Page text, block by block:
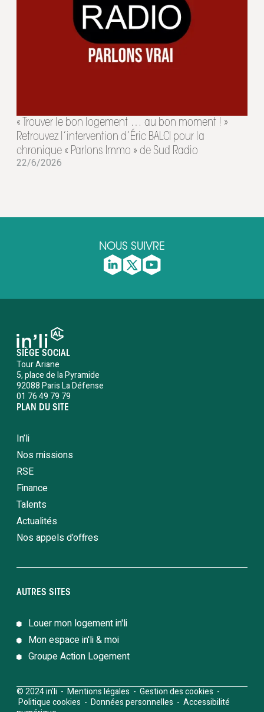
« Trouver le bon logement … au bon moment ! »
Retrouvez l’intervention d’Éric BALCI pour la
chronique « Parlons Immo » de Sud Radio
22/6/2026
NOUS SUIVRE
SIÈGE SOCIAL
Tour Ariane
5, place de la Pyramide
92088 Paris La Défense
01 76 49 79 79
PLAN DU SITE
In’li
Nos missions
RSE
Finance
Talents
Actualités
Nos appels d’offres
AUTRES SITES
Louer mon logement in'li
Mon espace in'li & moi
Groupe Action Logement
© 2024 in’li - Mentions légales - Gestion des cookies -
Politique cookies - Données personnelles - Accessibilité